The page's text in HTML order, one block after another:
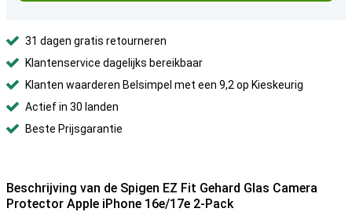
31 dagen gratis retourneren
Klantenservice dagelijks bereikbaar
Klanten waarderen Belsimpel met een 9,2 op Kieskeurig
Actief in 30 landen
Beste Prijsgarantie
Beschrijving van de Spigen EZ Fit Gehard Glas Camera
Protector Apple iPhone 16e/17e 2-Pack